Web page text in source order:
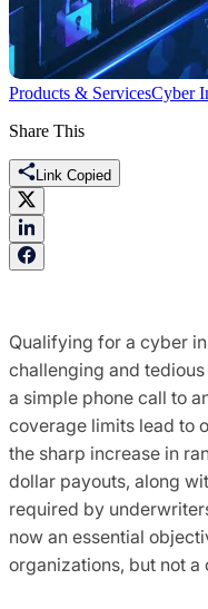
Products & ServicesCyber
Share This
Link Copied
Qualifying for a cyber
challenging and
a simple phone call to
coverage limits lead to
the sharp increase in
dollar payouts, along
required by
now an essential
organizations, but not a